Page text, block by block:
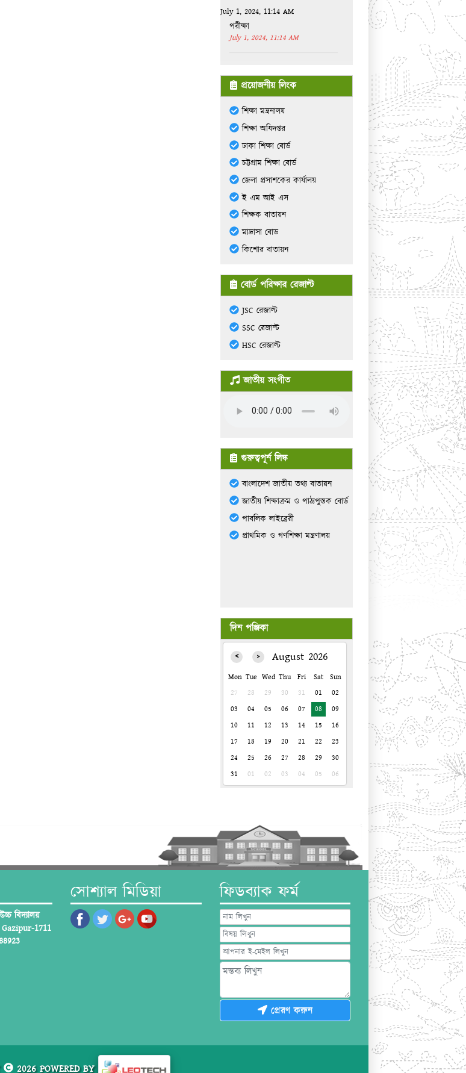
পরীক্ষা
July 1, 2024, 11:14 AM
October 25, 2023, 8:32 AM
July 28, 2020, 11:03 AM
ঈদুল আজহার বন্ধ
July 28, 2020, 11:03 AM
প্রয়োজনীয় লিংক
শিক্ষা মন্ত্রনালয়
শিক্ষা অধিদপ্তর
ঢাকা শিক্ষা বোর্ড
চট্টগ্রাম শিক্ষা বোর্ড
জেলা প্রসাশকের কার্যালয়
ই এম আই এস
শিক্ষক বাতায়ন
মাদ্রাসা বোড
কিশোর বাতায়ন
বোর্ড পরিক্ষার রেজাল্ট
JSC রেজাল্ট
SSC রেজাল্ট
HSC রেজাল্ট
জাতীয় সংগীত
গুরুত্বপূর্ন লিঙ্ক
বাংলাদেশ জাতীয় তথ্য বাতায়ন
জাতীয় শিক্ষাক্রম ও পাঠ্যপুস্তক বোর্ড
পাবলিক লাইব্রেরী
প্রাথমিক ও গণশিক্ষা মন্ত্রণালয়
দিন পঞ্জিকা
August 2026
Mon Tue Wed Thu Fri Sat
Sun
27
28 29 30 31 01
02
03
04 05 06 07 08
09
10
11 12 13 14 15
16
17
18 19 20 21 22
23
24
25 26 27 28 29
30
31
01 02 03 04 05 06
বিদ্যালয়
1711
সোশ্যাল মিডিয়া ফিডব্যাক ফর্ম
প্রেরণ করুন
2026 POWERED BY